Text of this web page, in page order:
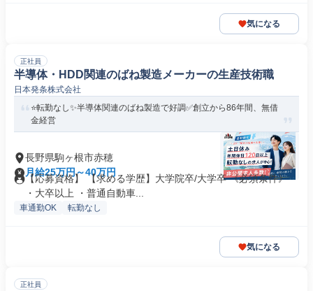
気になる
正社員
半導体・HDD関連のばね製造メーカーの生産技術職
日本発条株式会社
⭐転勤なし✨半導体関連のばね製造で好調✅創立から86年間、無借
金経営
長野県駒ヶ根市赤穂
月給25万円～40万円
【応募資格】 【求める学歴】大学院卒/大学卒 《必須条件》
・大卒以上 ・普通自動車...
車通勤OK 転勤なし
気になる
正社員